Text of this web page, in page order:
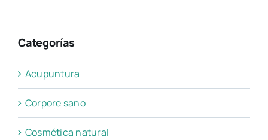
Categorías
Acupuntura
Corpore sano
Cosmética natural